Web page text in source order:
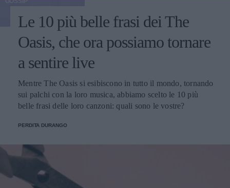
Le 10 più belle frasi dei The
Oasis, che ora possiamo tornare
a sentire live
Mentre The Oasis si esibiscono in tutto il mondo, tornando
sui palchi con la loro musica, abbiamo scelto le 10 più
belle frasi delle loro canzoni: quali sono le vostre?
PERDITA DURANGO